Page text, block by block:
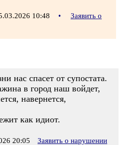
10:48 •
Заявить о
нас спасет от супостата.
в город наш войдет,
навернется,
как идиот.
20:05 Заявить о нарушении